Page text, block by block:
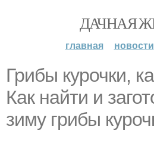
ДАЧНАЯ
главная новости
Грибы курочки,
Как найти и
зиму грибы